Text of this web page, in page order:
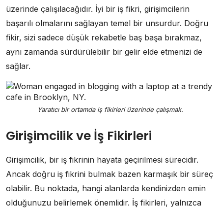
üzerinde çalışılacağıdır. İyi bir iş fikri, girişimcilerin
başarılı olmalarını sağlayan temel bir unsurdur. Doğru
fikir, sizi sadece düşük rekabetle baş başa bırakmaz,
aynı zamanda sürdürülebilir bir gelir elde etmenizi de
sağlar.
Yaratıcı bir ortamda iş fikirleri üzerinde çalışmak.
Girişimcilik ve İş Fikirleri
Girişimcilik, bir iş fikrinin hayata geçirilmesi sürecidir.
Ancak doğru iş fikrini bulmak bazen karmaşık bir süreç
olabilir. Bu noktada, hangi alanlarda kendinizden emin
olduğunuzu belirlemek önemlidir. İş fikirleri, yalnızca